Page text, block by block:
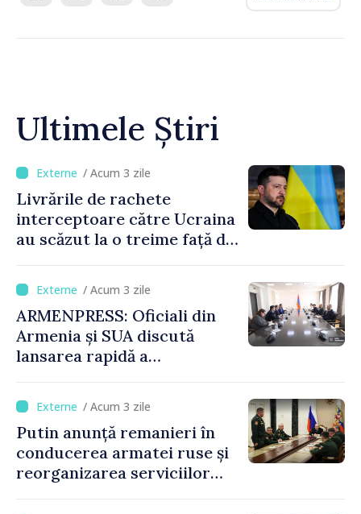
Ultimele Știri
/ Acum 3 zile
Livrările de rachete
interceptoare către Ucraina
au scăzut la o treime față de
/ Acum 3 zile
ARMENPRESS: Oficiali din
Armenia și SUA discută
lansarea rapidă a
/ Acum 3 zile
Putin anunță remanieri în
conducerea armatei ruse și
reorganizarea serviciilor